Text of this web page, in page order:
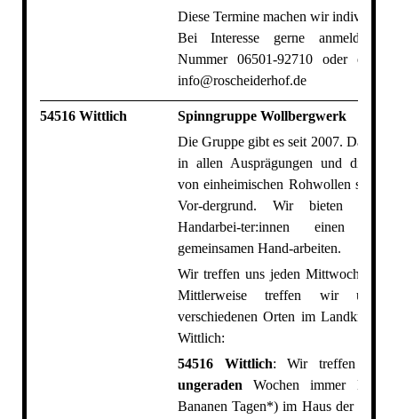
Diese Termine machen wir individuell
Bei Interesse gerne anmelden
Nummer 06501-92710 oder eine
info@roscheiderhof.de
54516 Wittlich
Spinngruppe Wollbergwerk
Die Gruppe gibt es seit 2007. Das
in allen Ausprägungen und die
von einheimischen Rohwollen steht
Vor-dergrund. Wir bieten auch
Handarbei-ter:innen einen
gemeinsamen Hand-arbeiten.
Wir treffen uns jeden Mittwoch ab
Mittlerweise treffen wir uns
verschiedenen Orten im Landkreis
Wittlich:
54516 Wittlich: Wir treffen uns
ungeraden Wochen immer
Bananen Tagen*) im Haus der